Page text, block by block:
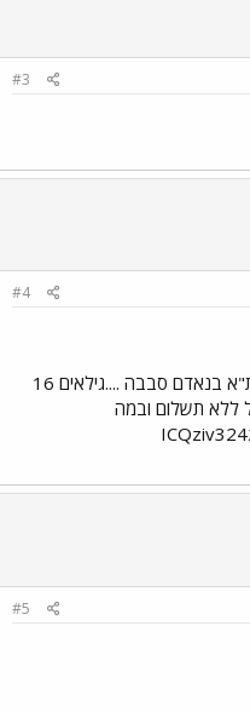
#3
#4
דרוש מתופף/ת להרכב רוק באיזור ת"א בנאדם סבבה ....גילאים 16
ללא תשלום ובמה
#5